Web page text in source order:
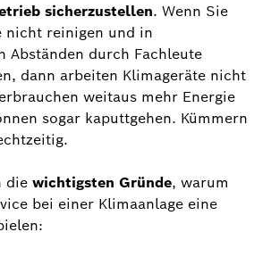
sicherzustellen. Wenn Sie
nicht reinigen und in
Abständen durch Fachleute
dann arbeiten Klimageräte nicht
weitaus mehr Energie
sogar kaputtgehen. Kümmern
die wichtigsten Gründe, warum
bei einer Klimaanlage eine